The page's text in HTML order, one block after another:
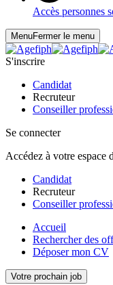
Accès personnes
MenuFermer le menu
S'inscrire
Candidat
Recruteur
Conseiller
Se connecter
Accédez à votre espace
Candidat
Recruteur
Conseiller
Accueil
Rechercher des
Déposer mon CV
Votre prochain job